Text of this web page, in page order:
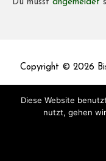
Du musst angemeldet
Copyright © 2026
Diese Website
nutzt, gehen